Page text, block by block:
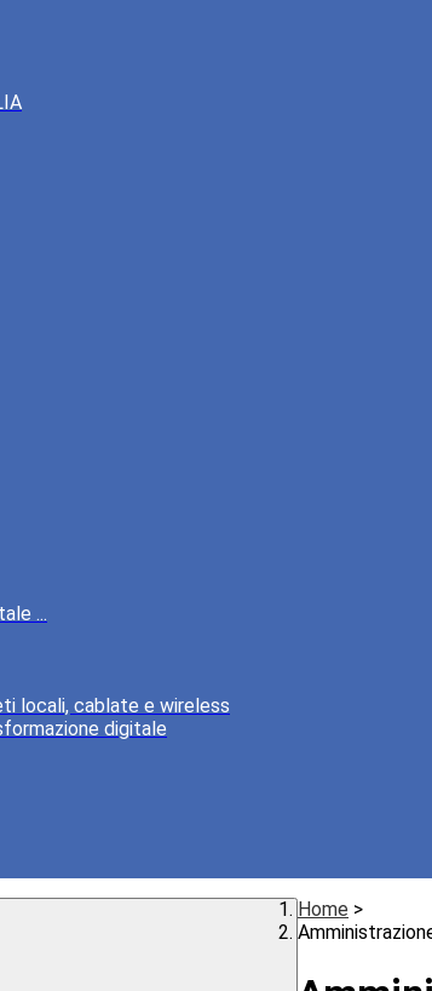
...
locali, cablate e wireless
digitale
Home >